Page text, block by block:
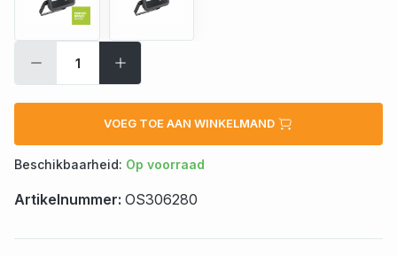
VOEG TOE AAN WINKELMAND
Beschikbaarheid: Op voorraad
Artikelnummer: OS306280